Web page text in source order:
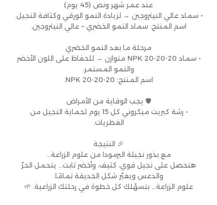
عند عمر شهر ونص (45 يوم)
• سماد عالي النيتروجين → لزيادة النمو الورقي وكثافة النجيل.
اسم المنتج: سماد النمو الخضري – عالي النيتروجين.
مرحلة ما بعد النمو الخضري
• سماد NPK 20-20-20 متوازن → للحفاظ على اللون الأخضر
والنمو المستمر.
اسم المنتج: NPK 20-20-20.
🛡 يجب الوقاية من الأمراض
• رشة كبريت ميكروني كل 15 يوم لحماية النجيل من
الفطريات.
🎉 النتيجة
مع بذور نجيلة البرمودا من علوم الزراعة…
هتحصل على نجيل قوي، كثيف، وأخضر ثابت… يتحمل الحرّ
والدعس ويغيّر شكل الحديقة تمامًا.
علوم الزراعة… بتسهّلك كل خطوة في رحلتك الزراعية. 🌱